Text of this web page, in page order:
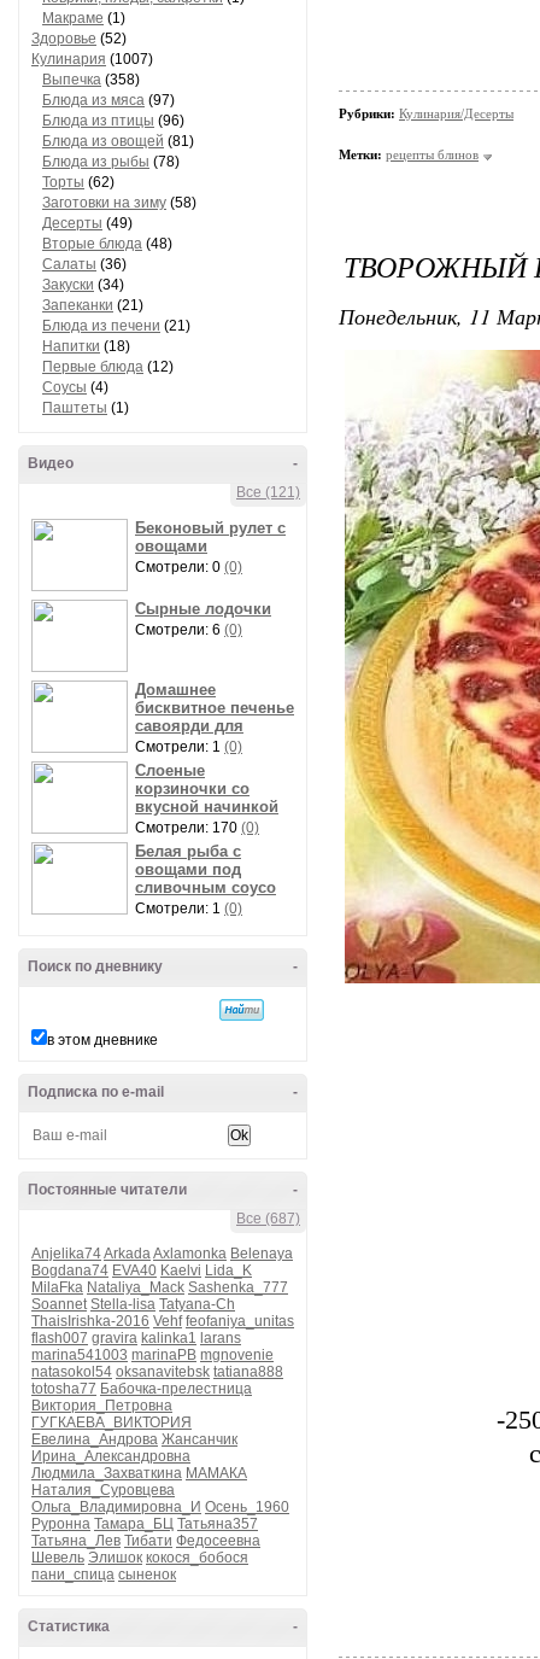
Макраме (1)
Здоровье (52)
Кулинария (1007)
Выпечка (358)
Блюда из мяса (97)
Блюда из птицы (96)
Блюда из овощей (81)
Блюда из рыбы (78)
Торты (62)
Заготовки на зиму (58)
Десерты (49)
Вторые блюда (48)
Салаты (36)
Закуски (34)
Запеканки (21)
Блюда из печени (21)
Напитки (18)
Первые блюда (12)
Соусы (4)
Паштеты (1)
-
Видео
Все (121)
Беконовый рулет с
овощами
Смотрели: 0 (0)
Сырные лодочки
Смотрели: 6 (0)
Домашнее
бисквитное печенье
савоярди для
Смотрели: 1 (0)
Слоеные
корзиночки со
вкусной начинкой
Смотрели: 170 (0)
Белая рыба с
овощами под
сливочным соусо
Смотрели: 1 (0)
-
Поиск по дневнику
в этом дневнике
-
Подписка по e-mail
-
Постоянные читатели
Все (687)
Anjelika74ArkadaAxlamonka Belenaya
Bogdana74 EVA40 Kaelvi Lida_K
MilaFka Nataliya_Mack Sashenka_777
Soannet Stella-lisa Tatyana-Ch
ThaisIrishka-2016 Vehf feofaniya_unitas
flash007 gravira kalinka1 larans
marina541003 marinaPB mgnovenie
natasokol54 oksanavitebsk tatiana888
totosha77 Бабочка-прелестница
Виктория_Петровна
ГУГКАЕВА_ВИКТОРИЯ
Евелина_Андрова Жансанчик
Ирина_Александровна
Людмила_Захваткина МАМАКА
Наталия_Суровцева
Ольга_Владимировна_И Осень_1960
Руронна Тамара_БЦ Татьяна357
Татьяна_Лев Тибати Федосеевна
Шевель Элишок кокося_бобося
пани_спица сыненок
-
Статистика
Рубрики: Кулинария/Десерты
Метки: рецепты блинов
ТВОРОЖНЫЙ
Понедельник, 11
-